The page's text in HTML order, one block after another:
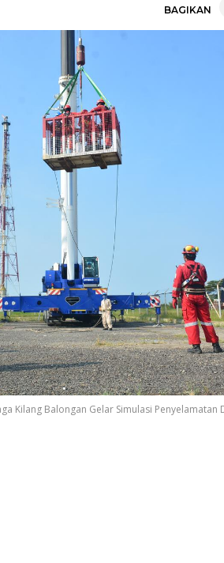
BAGIKAN
Kilang Balongan Gelar Simulasi Penyelamatan